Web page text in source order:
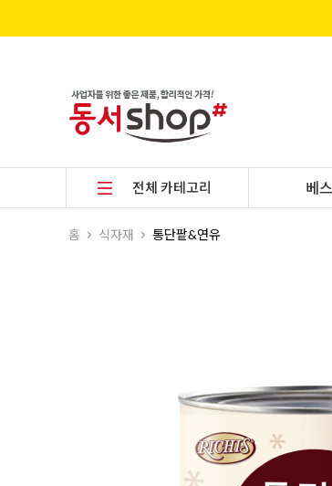
전체 카테고리 베
홈 식자재 통단팥&연유